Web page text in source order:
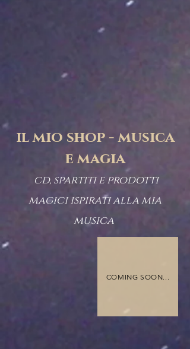
il mio shop - musica
e magia
cd, spartiti e prodotti
magici ispirati alla mia
musica
COMING SOON...